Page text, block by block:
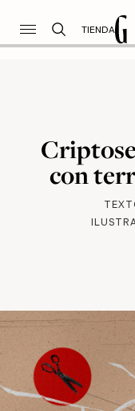
TIENDA
con